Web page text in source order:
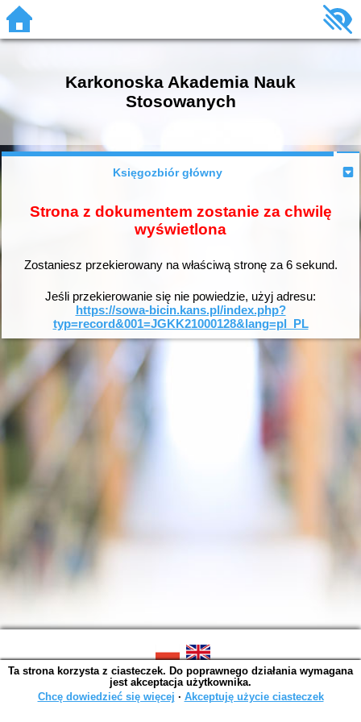
Karkonoska Akademia Nauk
Stosowanych
Księgozbiór główny
Strona z dokumentem zostanie za chwilę
wyświetlona
Zostaniesz przekierowany na właściwą stronę za 6sekund.
Jeśli przekierowanie się nie powiedzie, użyj adresu:
https://sowa-bicin.kans.pl/index.php?
typ=record&001=JGKK21000128&lang=pl_PL
SOWA OPAC v. 6.11.10 (2026-07-24)
Wygenerowano w 0,0014 s.
Ta strona korzysta z ciasteczek. Do poprawnego działania wymagana
jest akceptacja użytkownika.
Chcę dowiedzieć się więcej ∙ Akceptuję użycie ciasteczek